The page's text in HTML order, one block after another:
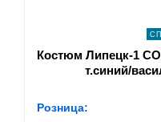
Костюм Липецк-1
т.синий/
Розница: